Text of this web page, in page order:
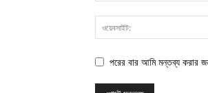
পরের বার আমি মন্তব্য করার